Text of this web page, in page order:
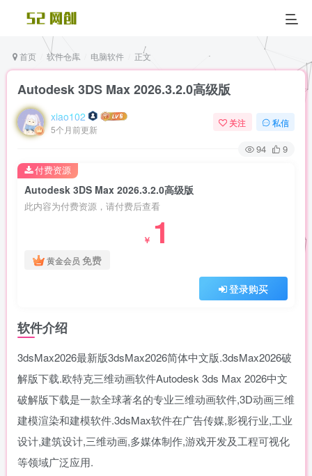
首页 软件仓库 电脑软件 正文
Autodesk 3DS Max 2026.3.2.0高级版
xiao102
5个月前更新
关注 私信
94 9
Autodesk 3DS Max 2026.3.2.0高级版
此内容为付费资源，请付费后查看
￥ 1
黄金会员 免费
登录购买
付费资源
软件介绍
3dsMax2026最新版3dsMax2026简体中文版.3dsMax2026破
解版下载.欧特克三维动画软件Autodesk 3ds Max 2026中文
破解版下载是一款全球著名的专业三维动画软件,3D动画三维
建模渲染和建模软件.3dsMax软件在广告传媒,影视行业,工业
设计,建筑设计,三维动画,多媒体制作,游戏开发及工程可视化
等领域广泛应用.